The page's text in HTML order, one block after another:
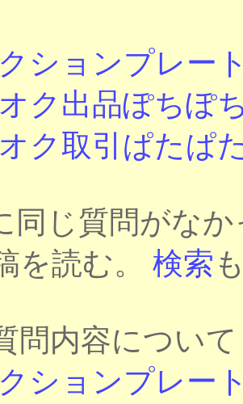
ションプレー
ク出品ぽちぽ
ク取引ぱたぱ
同じ質問がな
を読む。 検索
問内容につい
ションプレー